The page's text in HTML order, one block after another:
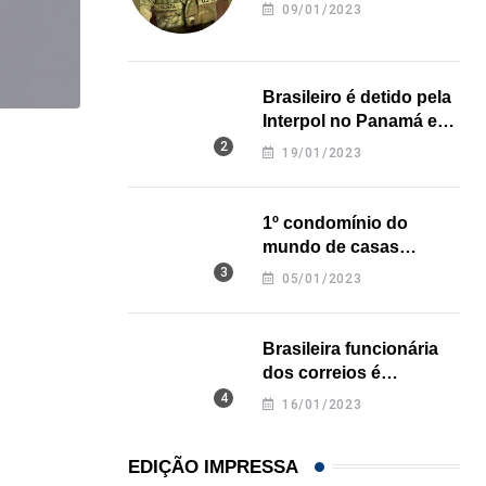
Homem pode pagar multa de mais de US$...
09/01/2023
Brasileiro é detido pela
Interpol no Panamá e
pode pegar prisão
19/01/2023
1º condomínio do
mundo de casas
impressas em 3D é
05/01/2023
Brasileira funcionária
dos correios é
assassinada a facadas
16/01/2023
EDIÇÃO IMPRESSA